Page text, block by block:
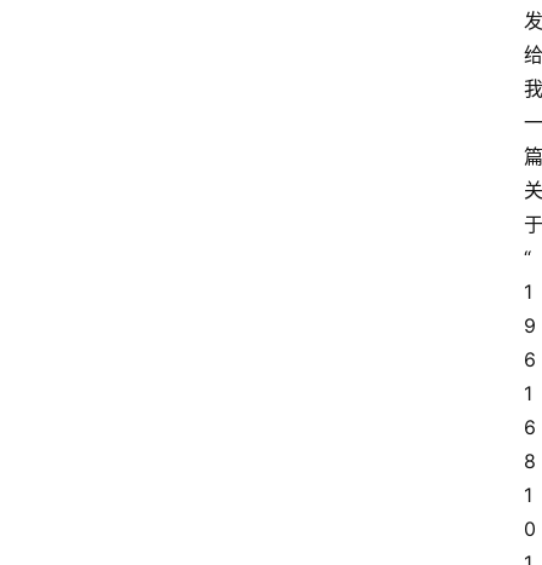
发
给
我
一
篇
关
于
“
1
9
6
1
6
8
1
0